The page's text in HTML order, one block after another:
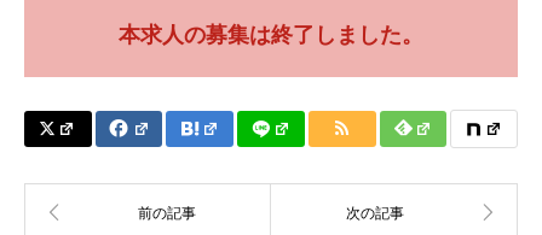
本求人の募集は終了しました。